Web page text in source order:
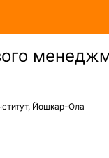
Йошкар-Ола